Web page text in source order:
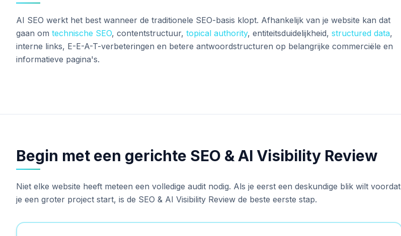
AI SEO werkt het best wanneer de traditionele SEO-basis klopt. Afhankelijk van je website kan dat
gaan om technische SEO, contentstructuur, topical authority, entiteitsduidelijkheid, structured data,
interne links, E-E-A-T-verbeteringen en betere antwoordstructuren op belangrijke commerciële en
informatieve pagina's.
Begin met een gerichte SEO & AI Visibility Review
Niet elke website heeft meteen een volledige audit nodig. Als je eerst een deskundige blik wilt voordat
je een groter project start, is de SEO & AI Visibility Review de beste eerste stap.